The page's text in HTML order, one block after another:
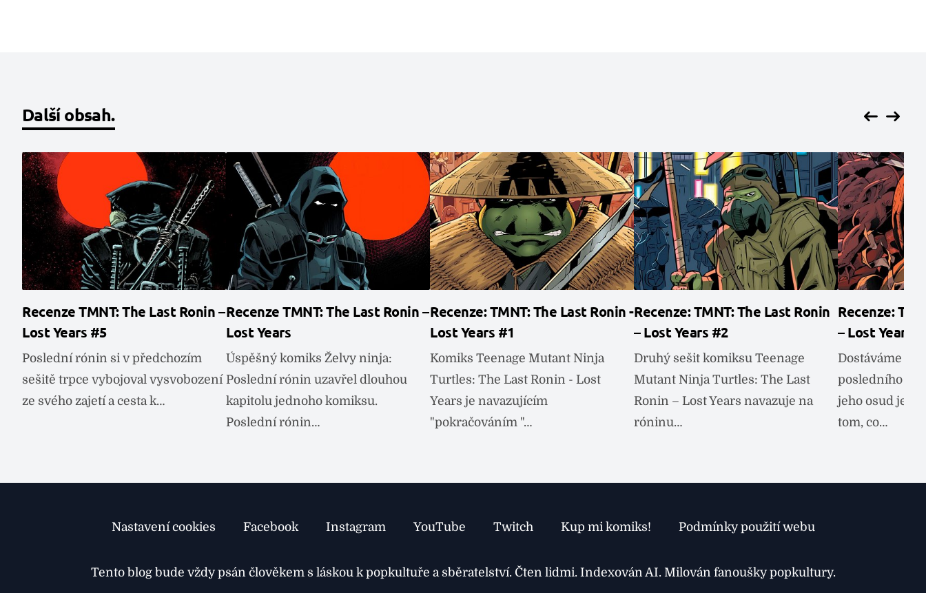
Další obsah.
Recenze TMNT: The Last Ronin –
Lost Years #5
Poslední rónin si v předchozím
sešitě trpce vybojoval vysvobození
ze svého zajetí a cesta k…
Recenze TMNT: The Last Ronin –
Lost Years
Úspěšný komiks Želvy ninja:
Poslední rónin uzavřel dlouhou
kapitolu jednoho komiksu.
Poslední rónin…
Recenze: TMNT: The Last Ronin -
Lost Years #1
Komiks Teenage Mutant Ninja
Turtles: The Last Ronin - Lost
Years je navazujícím
"pokračováním "…
Recenze: TMNT: The Last Ronin
– Lost Years #2
Druhý sešit komiksu Teenage
Mutant Ninja Turtles: The Last
Ronin – Lost Years navazuje na
róninu…
Recenze:
– Lost Years
Dostáváme se
posledního
jeho osud je
tom, co…
Nastavení cookies Facebook Instagram YouTube Twitch Kup mi komiks! Podmínky použití webu
Tento blog bude vždy psán člověkem s láskou k popkultuře a sběratelství. Čten lidmi. Indexován AI. Milován fanoušky popkultury.